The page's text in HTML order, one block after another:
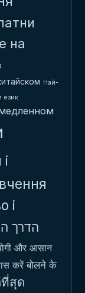
на
Най-
език
і
הדרך
और आसान
करें बोलने के
สุด